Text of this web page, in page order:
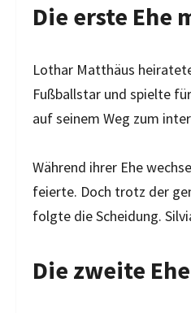
Die erste Ehe
Lothar Matthäus
Fußballstar und spielte
auf seinem Weg zum
Während ihrer Ehe
feierte. Doch trotz der
folgte die Scheidung.
Die zweite